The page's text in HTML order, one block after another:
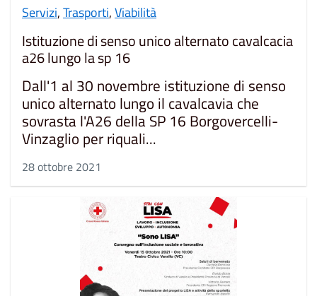
Servizi,Trasporti,Viabilità
Istituzione di senso unico alternato cavalcacia
a26 lungo la sp 16
Dall'1 al 30 novembre istituzione di senso
unico alternato lungo il cavalcavia che
sovrasta l'A26 della SP 16 Borgovercelli-
Vinzaglio per riquali...
28 ottobre 2021